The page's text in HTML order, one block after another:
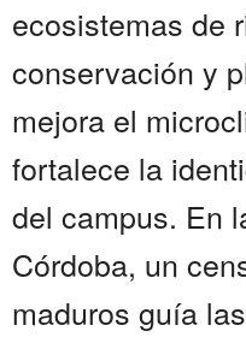
ecosistemas de
conservación y
mejora el
fortalece la
del campus. En
Córdoba, un
maduros guía